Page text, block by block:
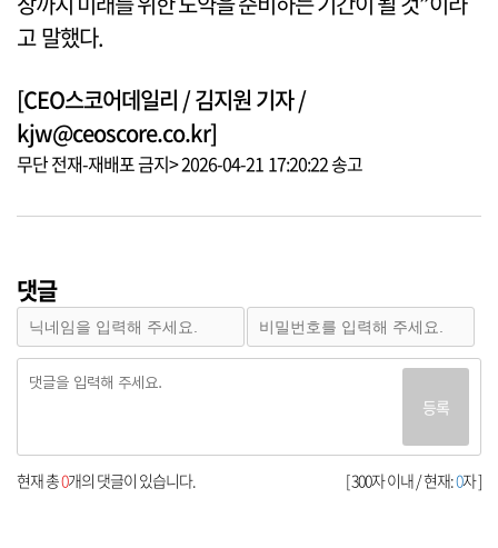
고 말했다.
[CEO스코어데일리 / 김지원 기자 /
kjw@ceoscore.co.kr]
무단 전재-재배포 금지> 2026-04-21 17:20:22 송고
댓글
등록
[ 300자 이내 / 현재:0자 ]
현재 총0개의 댓글이 있습니다.